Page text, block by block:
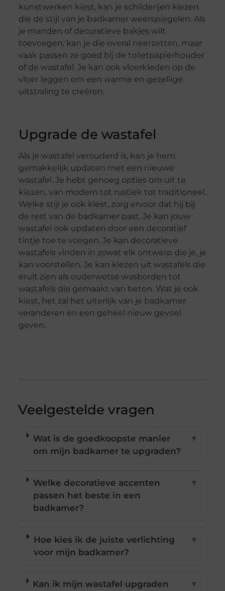
kunstwerken kiest, kan je schilderijen kiezen
die de stijl van je badkamer weerspiegelen. Als
je manden of decoratieve bakjes wilt
toevoegen, kan je die overal neerzetten, maar
vaak passen ze goed bij de toiletpapierhouder
of de wastafel. Je kan ook vloerkleden op de
vloer leggen om een warme en gezellige
uitstraling te creëren.
Upgrade de wastafel
Als je wastafel verouderd is, kan je hem
gemakkelijk updaten met een nieuwe
wastafel. Je hebt genoeg opties om uit te
kiezen, van modern tot rustiek tot traditioneel.
Welke stijl je ook kiest, zorg ervoor dat hij bij
de rest van de badkamer past. Je kan jouw
wastafel ook updaten door een decoratief
tintje toe te voegen. Je kan decoratieve
wastafels vinden in zowat elk ontwerp die je, je
kan voorstellen. Je kan kiezen uit wastafels die
eruit zien als ouderwetse wasborden tot
wastafels die gemaakt van beton. Wat je ook
kiest, het zal het uiterlijk van je badkamer
veranderen en een geheel nieuw gevoel
geven.
Veelgestelde vragen
Wat is de goedkoopste manier
om mijn badkamer te upgraden?
▼
Welke decoratieve accenten
passen het beste in een
badkamer?
▼
Hoe kies ik de juiste verlichting
voor mijn badkamer?
▼
Kan ik mijn wastafel upgraden
▼